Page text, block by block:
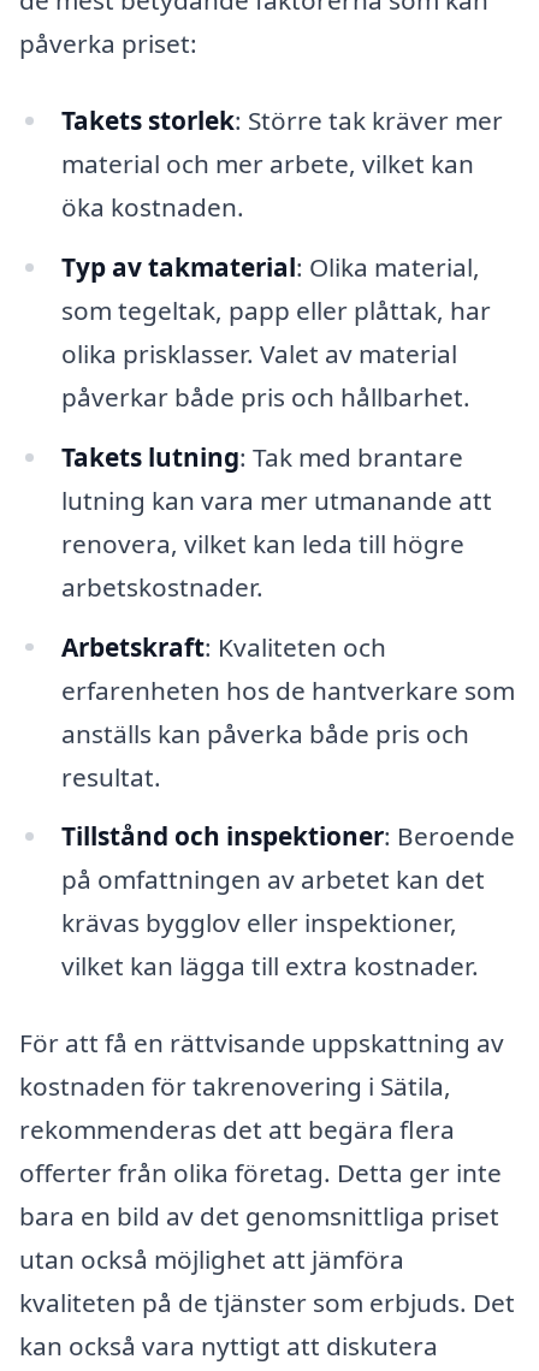
påverka priset:
Takets storlek: Större tak kräver mer
material och mer arbete, vilket kan
öka kostnaden.
Typ av takmaterial: Olika material,
som tegeltak, papp eller plåttak, har
olika prisklasser. Valet av material
påverkar både pris och hållbarhet.
Takets lutning: Tak med brantare
lutning kan vara mer utmanande att
renovera, vilket kan leda till högre
arbetskostnader.
Arbetskraft: Kvaliteten och
erfarenheten hos de hantverkare som
anställs kan påverka både pris och
resultat.
Tillstånd och inspektioner: Beroende
på omfattningen av arbetet kan det
krävas bygglov eller inspektioner,
vilket kan lägga till extra kostnader.
För att få en rättvisande uppskattning av
kostnaden för takrenovering i Sätila,
rekommenderas det att begära flera
offerter från olika företag. Detta ger inte
bara en bild av det genomsnittliga priset
utan också möjlighet att jämföra
kvaliteten på de tjänster som erbjuds. Det
kan också vara nyttigt att diskutera